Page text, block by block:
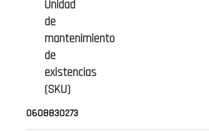
Unidad
de
mantenimiento
de
existencias
(SKU)
0608830273